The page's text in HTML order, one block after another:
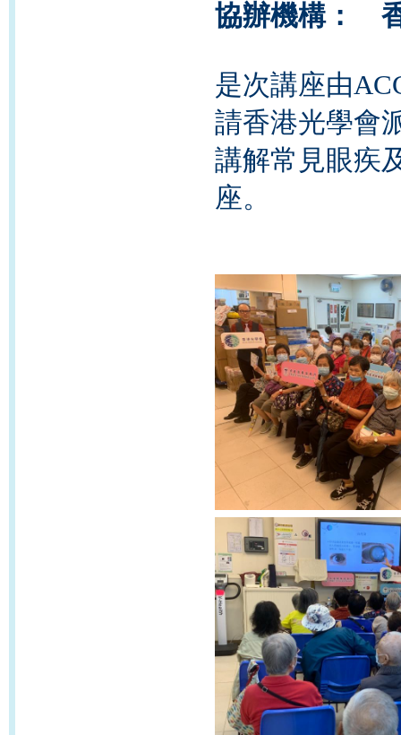
協辦機構：
是次講座由
請香港光學會
講解常見眼疾
座。